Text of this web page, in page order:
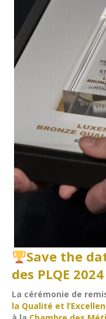
Save the
des PLQE 2024
La cérémonie de
la Qualité et